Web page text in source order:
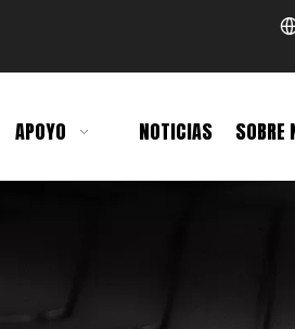
APOYO NOTICIAS SOBRE